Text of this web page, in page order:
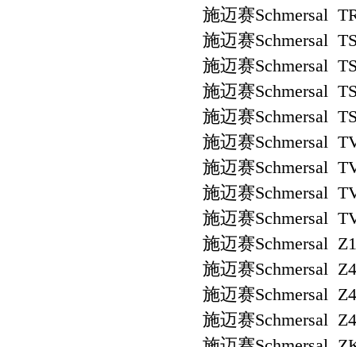
施迈赛Schmersal
施迈赛Schmersal
施迈赛Schmersal
施迈赛Schmersal
施迈赛Schmersal
施迈赛Schmersal
施迈赛Schmersal
施迈赛Schmersal
施迈赛Schmersal
施迈赛Schmersal
施迈赛Schmersal
施迈赛Schmersal
施迈赛Schmersal